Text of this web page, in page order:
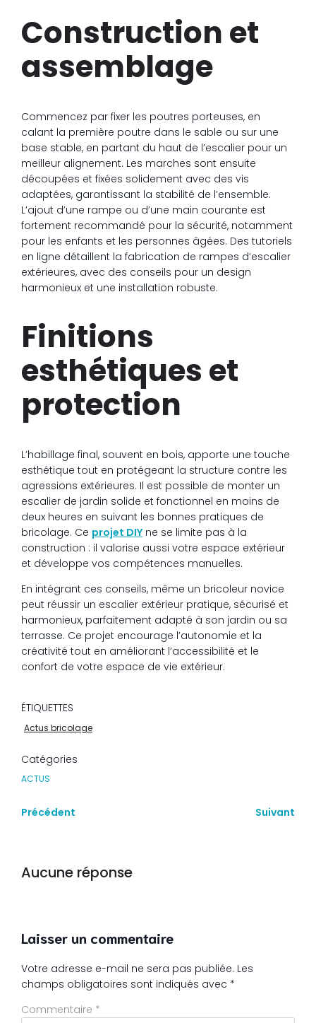
Construction et
assemblage
Commencez par fixer les poutres porteuses, en
calant la première poutre dans le sable ou sur une
base stable, en partant du haut de l’escalier pour un
meilleur alignement. Les marches sont ensuite
découpées et fixées solidement avec des vis
adaptées, garantissant la stabilité de l’ensemble.
L’ajout d’une rampe ou d’une main courante est
fortement recommandé pour la sécurité, notamment
pour les enfants et les personnes âgées. Des tutoriels
en ligne détaillent la fabrication de rampes d’escalier
extérieures, avec des conseils pour un design
harmonieux et une installation robuste.
Finitions
esthétiques et
protection
L’habillage final, souvent en bois, apporte une touche
esthétique tout en protégeant la structure contre les
agressions extérieures. Il est possible de monter un
escalier de jardin solide et fonctionnel en moins de
deux heures en suivant les bonnes pratiques de
bricolage. Ce projet DIY ne se limite pas à la
construction : il valorise aussi votre espace extérieur
et développe vos compétences manuelles.
En intégrant ces conseils, même un bricoleur novice
peut réussir un escalier extérieur pratique, sécurisé et
harmonieux, parfaitement adapté à son jardin ou sa
terrasse. Ce projet encourage l’autonomie et la
créativité tout en améliorant l’accessibilité et le
confort de votre espace de vie extérieur.
ÉTIQUETTES
Actus bricolage
Catégories
ACTUS
Précédent Suivant
Aucune réponse
Laisser un commentaire
Votre adresse e-mail ne sera pas publiée. Les
champs obligatoires sont indiqués avec *
Commentaire *